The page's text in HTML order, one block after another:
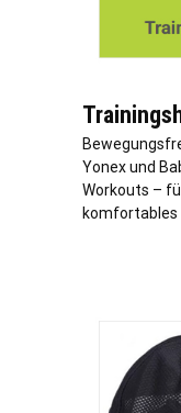
Yonex und
Workouts –
komfortables